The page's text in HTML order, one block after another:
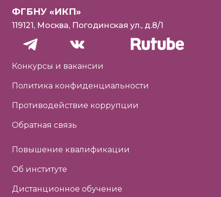
ФГБНУ «ИКП»
119121, Москва, Погодинская ул., д.8/1
Конкурсы и вакансии
Политика конфиденциальности
Противодействие коррупции
Обратная связь
Повышение квалификации
Об институте
Дистанционное обучение